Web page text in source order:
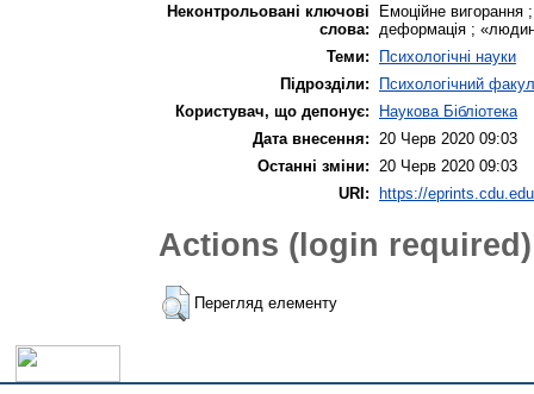
Неконтрольовані ключові
слова:
Емоційне вигорання
деформація ;
Теми:
Психологічні науки
Підрозділи:
Психологічний
Користувач, що депонує:
Наукова Бібліотека
Дата внесення:
20 Черв 2020 09:03
Останні зміни:
20 Черв 2020 09:03
URI: https://
Actions (login required)
Перегляд елементу